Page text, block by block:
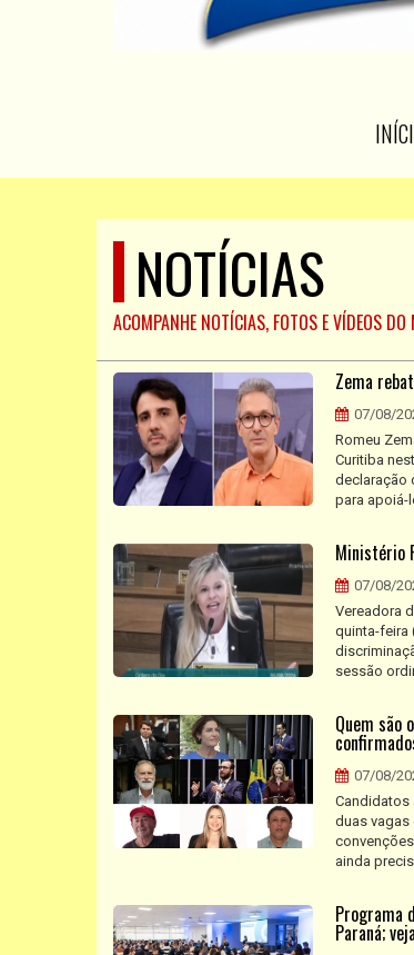
NOTÍCIAS
ACOMPANHE NOTÍCIAS, FOTOS E VÍDEOS DO
Zema
07/08/
Romeu
Curitiba
declaração
para apoiá-
Ministério
07/08/
Vereadora
quinta-feira
sessão
Quem são
07/08/
Candidatos
duas vagas
ainda
Programa
Paraná;